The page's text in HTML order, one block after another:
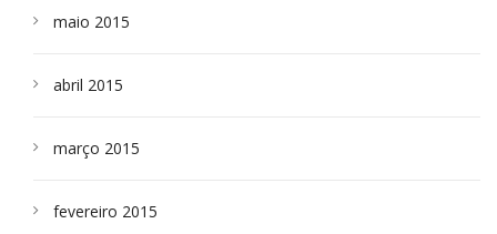
maio 2015
abril 2015
março 2015
fevereiro 2015